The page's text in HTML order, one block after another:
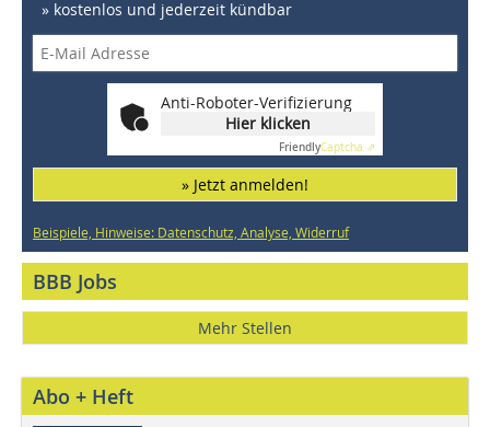
» kostenlos und jederzeit kündbar
Anti-Roboter-Verifizierung
Hier klicken
FriendlyCaptcha ⇗
» Jetzt anmelden!
Beispiele, Hinweise: Datenschutz, Analyse, Widerruf
BBB Jobs
Mehr Stellen
Abo + Heft